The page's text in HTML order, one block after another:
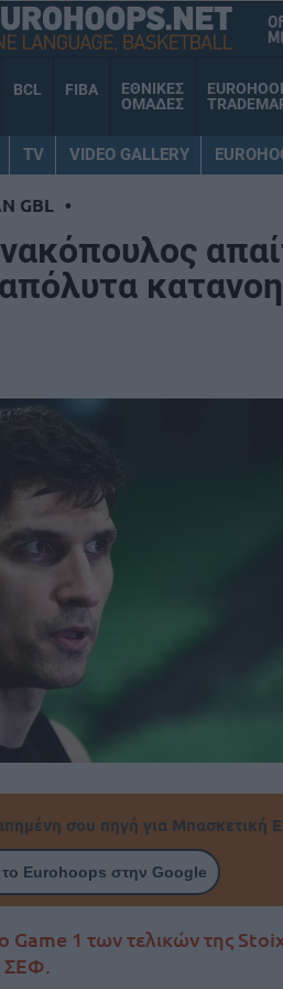
BCL FIBA
ΕΘΝΙΚΕΣ
ΟΜΑΔΕΣ
TV VIDEO GALLERY
GBL •
σου πηγή για Μπασκετική
Eurohoops στην Google
Game 1 των τελικών της
ΣΕΦ.